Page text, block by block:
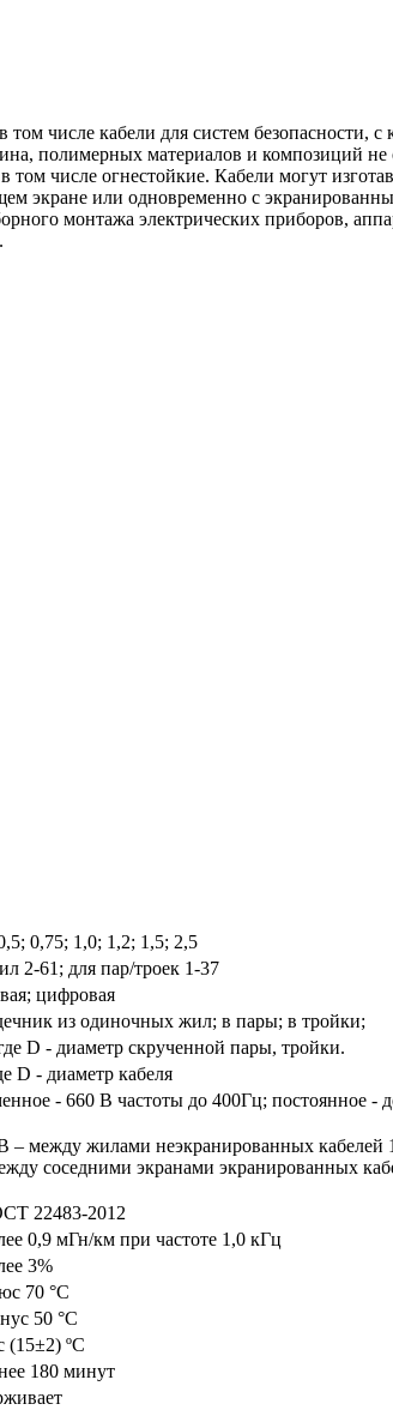
числе кабели для систем
полимерных материалов и композиций
числе огнестойкие. Кабели могут
экране или одновременно с
монтажа электрических приборов,
0,75; 1,0; 1,2; 1,5; 2,5
2-61; для пар/троек 1-37
цифровая
из одиночных жил; в пары; в тройки;
D - диаметр скрученной пары, тройки.
D - диаметр кабеля
- 660 В частоты до 400Гц; постоянное -
– между жилами неэкранированных
соседними экранами экранированных
22483-2012
0,9 мГн/км при частоте 1,0 кГц
3%
70 °С
50 °С
(15±2) ºС
180 минут